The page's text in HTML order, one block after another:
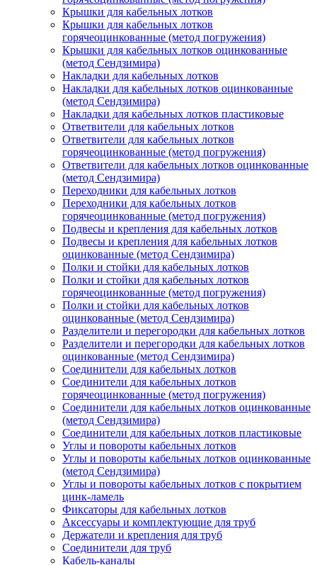
Крышки для кабельных лотков
Крышки для кабельных лотков
горячеоцинкованные (метод погружения)
Крышки для кабельных лотков оцинкованные
(метод Сендзимира)
Накладки для кабельных лотков
Накладки для кабельных лотков оцинкованные
(метод Сендзимира)
Накладки для кабельных лотков пластиковые
Ответвители для кабельных лотков
Ответвители для кабельных лотков
горячеоцинкованные (метод погружения)
Ответвители для кабельных лотков оцинкованные
(метод Сендзимира)
Переходники для кабельных лотков
Переходники для кабельных лотков
горячеоцинкованные (метод погружения)
Подвесы и крепления для кабельных лотков
Подвесы и крепления для кабельных лотков
оцинкованные (метод Сендзимира)
Полки и стойки для кабельных лотков
Полки и стойки для кабельных лотков
горячеоцинкованные (метод погружения)
Полки и стойки для кабельных лотков
оцинкованные (метод Сендзимира)
Разделители и перегородки для кабельных лотков
Разделители и перегородки для кабельных лотков
оцинкованные (метод Сендзимира)
Соединители для кабельных лотков
Соединители для кабельных лотков
горячеоцинкованные (метод погружения)
Соединители для кабельных лотков оцинкованные
(метод Сендзимира)
Соединители для кабельных лотков пластиковые
Углы и повороты кабельных лотков
Углы и повороты кабельных лотков оцинкованные
(метод Сендзимира)
Углы и повороты кабельных лотков с покрытием
цинк-ламель
Фиксаторы для кабельных лотков
Аксессуары и комплектующие для труб
Держатели и крепления для труб
Соединители для труб
Кабель-каналы